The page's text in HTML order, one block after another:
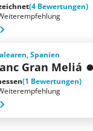
(4 Bewertungen)
Spanien
Gran Meliá
(1 Bewertungen)